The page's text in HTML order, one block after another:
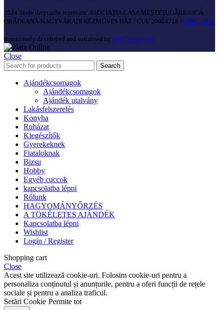
2024 Toate drepturile rezervate. ASOCIAȚIA CASA MEŞTEŞUGĂREASCĂ
ORĂDEANĂ-NAGYVÁRADI KÉZMŰVES HÁZ / CUI: 20904718 /ANPC | SOL
Ingeniously developed and sustained by Edy Creative.ro
Close
Search
Ajándékcsomagok
Ajándékcsomagok
Ajándék utalvány
Lakásfelszerelés
Konyha
Ruházat
Kiegészítők
Gyerekeknek
Fiataloknak
Bizsu
Hobby
Egyéb cuccok
kapcsolatba lépni
Rólunk
HAGYOMÁNYŐRZÉS
A TÖKÉLETES AJÁNDÉK
Kapcsolatba lépni
Wishlist
Login / Register
Shopping cart
Close
Acest site utilizează cookie-uri. Folosim cookie-uri pentru a
personaliza conținutul și anunțurile, pentru a oferi funcții de rețele
sociale și pentru a analiza traficul.
Setări Cookie Permite tot